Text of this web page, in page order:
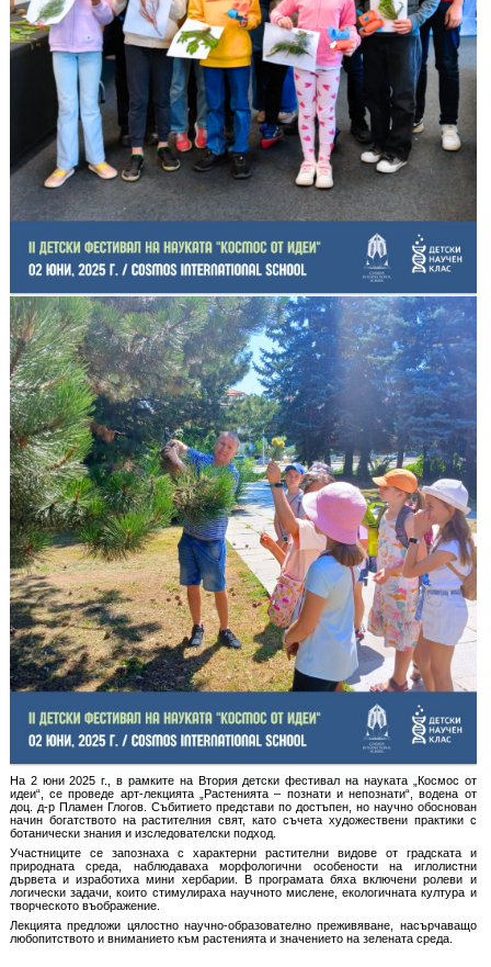
На 2 юни 2025 г., в рамките на Втория детски фестивал на науката „Космос от
идеи“, се проведе арт-лекцията „Растенията – познати и непознати“, водена от
доц. д-р Пламен Глогов. Събитието представи по достъпен, но научно обоснован
начин богатството на растителния свят, като съчета художествени практики с
ботанически знания и изследователски подход.
Участниците се запознаха с характерни растителни видове от градската и
природната среда, наблюдаваха морфологични особености на иглолистни
дървета и изработиха мини хербарии. В програмата бяха включени ролеви и
логически задачи, които стимулираха научното мислене, екологичната култура и
творческото въображение.
Лекцията предложи цялостно научно-образователно преживяване, насърчаващо
любопитството и вниманието към растенията и значението на зелената среда.